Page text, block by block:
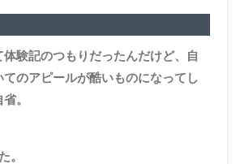
体験記のつもりだったんだけど、自
のアピールが酷いものになってし
。
。